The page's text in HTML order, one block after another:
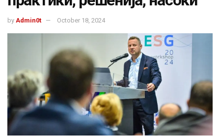
by Admin0t October 18, 2024